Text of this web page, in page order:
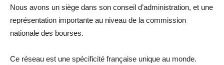
Nous avons un siège dans son conseil d’administration, et une
représentation importante au niveau de la commission
nationale des bourses.
Ce réseau est une spécificité française unique au monde.